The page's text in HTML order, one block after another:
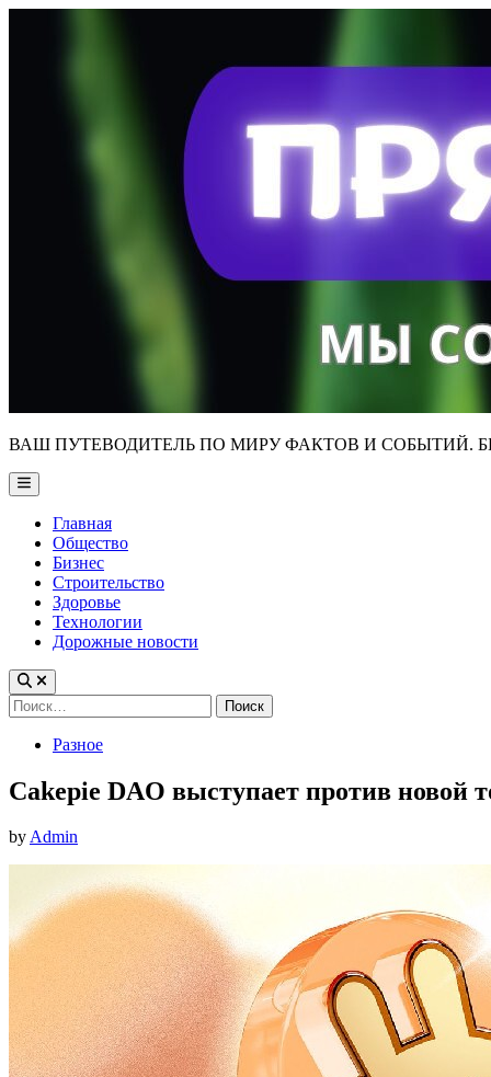
ВАШ ПУТЕВОДИТЕЛЬ ПО МИРУ ФАКТОВ И СОБЫТИЙ.
Main
Menu
Главная
Общество
Бизнес
Строительство
Здоровье
Технологии
Дорожные новости
Найти:
PostedРазное
Cakepie DAO выступает против новой
byAdmin